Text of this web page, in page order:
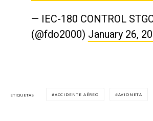
— IEC-180 CONTROL
(@fdo2000) January 26,
ETIQUETAS ACCIDENTE AÉREO AVIONETA